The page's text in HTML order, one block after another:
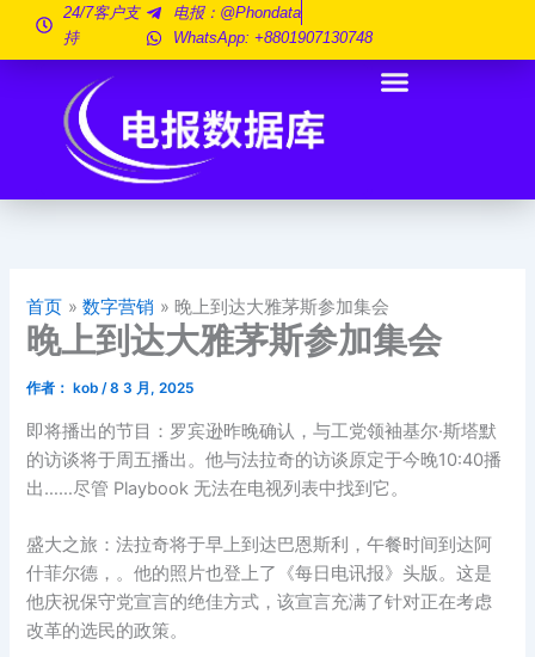
24/7客户支
持
电报：@phondata
WhatsApp: +8801907130748
首页 数字营销 晚上到达大雅茅斯参加集会
晚上到达大雅茅斯参加集会
作者： kob/8 3 月, 2025
即将播出的节目：罗宾逊昨晚确认，与工党领袖基尔·斯塔默
的访谈将于周五播出。他与法拉奇的访谈原定于今晚10:40播
出……尽管 Playbook 无法在电视列表中找到它。
盛大之旅：法拉奇将于早上到达巴恩斯利，午餐时间到达阿
什菲尔德，。他的照片也登上了《每日电讯报》头版。这是
他庆祝保守党宣言的绝佳方式，该宣言充满了针对正在考虑
改革的选民的政策。